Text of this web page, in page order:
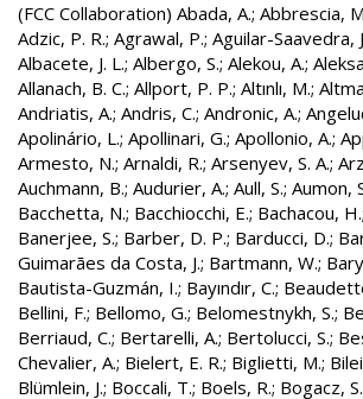
(FCC Collaboration) Abada, A.; Abbrescia,
Adzic, P. R.; Agrawal, P.; Aguilar-Saavedra,
Albacete, J. L.; Albergo, S.; Alekou, A.;
Allanach, B. C.; Allport, P. P.; Altınlı, M.;
Andriatis, A.; Andris, C.; Andronic, A.;
Apolinário, L.; Apollinari, G.; Apollonio, A.;
Armesto, N.; Arnaldi, R.; Arsenyev, S. A.;
Auchmann, B.; Audurier, A.; Aull, S.; Aumon,
Bacchetta, N.; Bacchiocchi, E.; Bachacou, H.;
Banerjee, S.; Barber, D. P.; Barducci, D.;
Guimarães da Costa, J.; Bartmann, W.;
Bautista-Guzmán, I.; Bayındır, C.;
Bellini, F.; Bellomo, G.; Belomestnykh, S.;
Berriaud, C.; Bertarelli, A.; Bertolucci, S.;
Chevalier, A.; Bielert, E. R.; Biglietti, M.;
Blümlein, J.; Boccali, T.; Boels, R.; Bogacz,